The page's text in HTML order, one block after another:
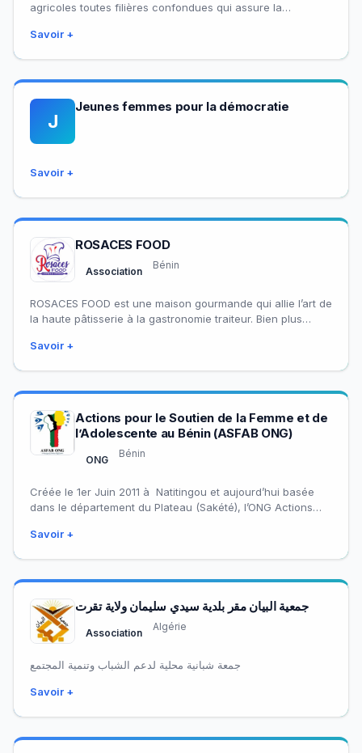
agricoles toutes filières confondues qui assure la
agricoles et la…
Savoir +
J
Jeunes femmes pour la démocratie
Savoir +
ROSACES FOOD
Association
Bénin
ROSACES FOOD est une maison gourmande qui allie l’art de
la haute pâtisserie à la gastronomie traiteur. Bien plus
Savoir +
Actions pour le Soutien de la Femme et de
l’Adolescente au Bénin (ASFAB ONG)
ONG
Bénin
Créée le 1er Juin 2011 à Natitingou et aujourd’hui basée
dans le département du Plateau (Sakété), l’ONG Actions
Savoir +
جمعية البيان مقر بلدية سيدي سليمان ولاية تقرت
Association
Algérie
Savoir +